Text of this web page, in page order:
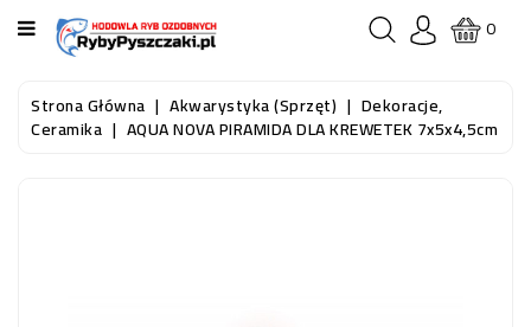
KATEGORIA
STRONA
GŁÓWNA
0
Strona Główna Akwarystyka (sprzęt) Dekoracje,
Ceramika AQUA NOVA PIRAMIDA DLA KREWETEK 7x5x4,5cm